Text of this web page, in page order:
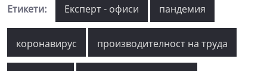
Етикети: Експерт - офиси пандемия
коронавирус производителност на труда